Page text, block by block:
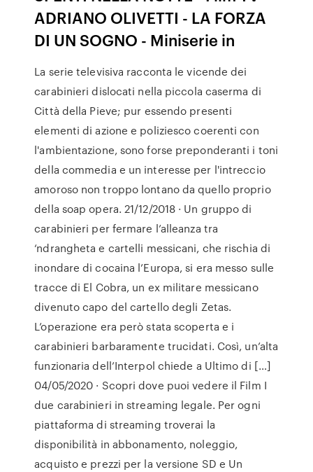
ADRIANO OLIVETTI - LA FORZA
DI UN SOGNO - Miniserie in
La serie televisiva racconta le vicende dei
carabinieri dislocati nella piccola caserma di
Città della Pieve; pur essendo presenti
elementi di azione e poliziesco coerenti con
l'ambientazione, sono forse preponderanti i toni
della commedia e un interesse per l'intreccio
amoroso non troppo lontano da quello proprio
della soap opera. 21/12/2018 · Un gruppo di
carabinieri per fermare l’alleanza tra
‘ndrangheta e cartelli messicani, che rischia di
inondare di cocaina l’Europa, si era messo sulle
tracce di El Cobra, un ex militare messicano
divenuto capo del cartello degli Zetas.
L’operazione era però stata scoperta e i
carabinieri barbaramente trucidati. Così, un’alta
funzionaria dell’Interpol chiede a Ultimo di […]
04/05/2020 · Scopri dove puoi vedere il Film I
due carabinieri in streaming legale. Per ogni
piattaforma di streaming troverai la
disponibilità in abbonamento, noleggio,
acquisto e prezzi per la versione SD e Un